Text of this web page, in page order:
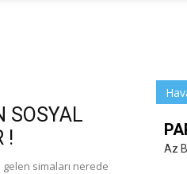
SOSYAL
!
simaları nerede
Az